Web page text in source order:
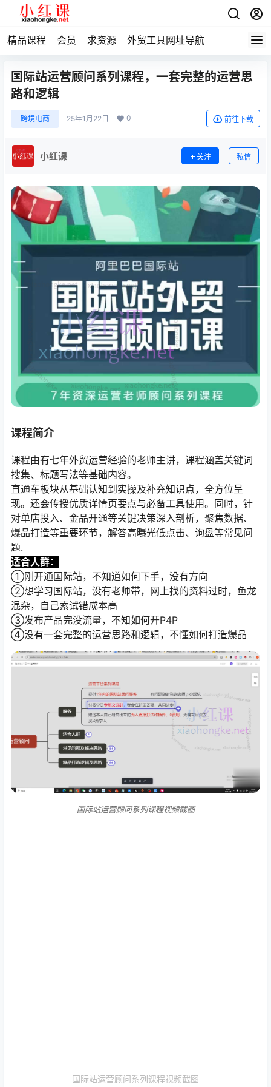
精品课程 会员 求资源 外贸工具网址导航
国际站运营顾问系列课程，一套完整的运营思
路和逻辑
跨境电商 25年1月22日 0 前往下载
小红课 关注 私信
课程简介
课程由有七年外贸运营经验的老师主讲，课程涵盖关键词
搜集、标题写法等基础内容。
直通车板块从基础认知到实操及补充知识点，全方位呈
现。还会传授优质详情页要点与必备工具使用。同时，针
对单店投入、金品开通等关键决策深入剖析，聚焦数据、
爆品打造等重要环节，解答高曝光低点击、询盘等常见问
题.
适合人群：
①刚开通国际站，不知道如何下手，没有方向
②想学习国际站，没有老师带，网上找的资料过时，鱼龙
混杂，自己索试错成本高
③发布产品完没流量，不知如何开P4P
④没有一套完整的运营思路和逻辑，不懂如何打造爆品
国际站运营顾问系列课程视频截图